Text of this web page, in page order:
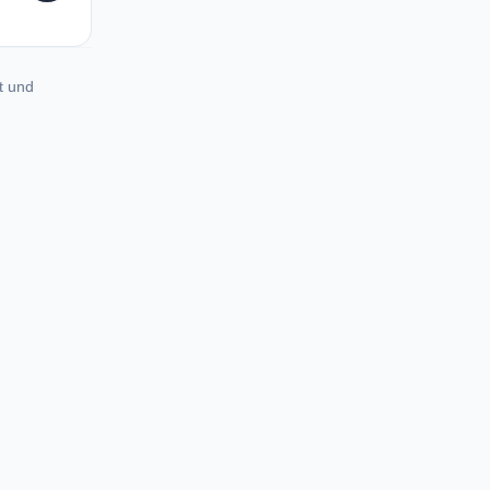
und